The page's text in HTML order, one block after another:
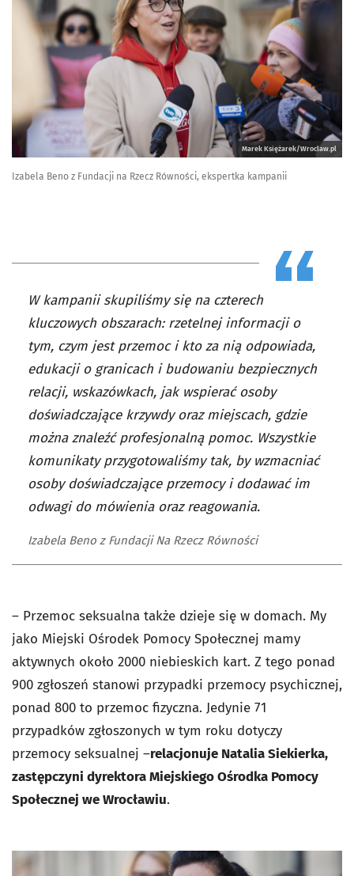
Marek Księżarek/Wroclaw.pl
Izabela Beno z Fundacji na Rzecz Równości, ekspertka kampanii
W kampanii skupiliśmy się na czterech
kluczowych obszarach: rzetelnej informacji o
tym, czym jest przemoc i kto za nią odpowiada,
edukacji o granicach i budowaniu bezpiecznych
relacji, wskazówkach, jak wspierać osoby
doświadczające krzywdy oraz miejscach, gdzie
można znaleźć profesjonalną pomoc. Wszystkie
komunikaty przygotowaliśmy tak, by wzmacniać
osoby doświadczające przemocy i dodawać im
odwagi do mówienia oraz reagowania.
Izabela Beno z Fundacji Na Rzecz Równości
– Przemoc seksualna także dzieje się w domach. My
jako Miejski Ośrodek Pomocy Społecznej mamy
aktywnych około 2000 niebieskich kart. Z tego ponad
900 zgłoszeń stanowi przypadki przemocy psychicznej,
ponad 800 to przemoc fizyczna. Jedynie 71
przypadków zgłoszonych w tym roku dotyczy
przemocy seksualnej –relacjonuje Natalia Siekierka,
zastępczyni dyrektora Miejskiego Ośrodka Pomocy
Społecznej we Wrocławiu.